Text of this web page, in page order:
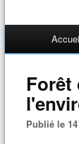
Forêt
Publié le